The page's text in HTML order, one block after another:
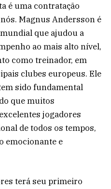
é uma contratação
Magnus Andersson é
que ajudou a
ao mais alto nível,
como treinador, em
clubes europeus. Ele
sido fundamental
que muitos
jogadores
de todos os tempos,
emocionante e
terá seu primeiro